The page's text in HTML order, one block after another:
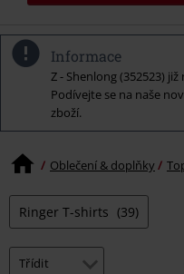
Informace
Z - Shenlong (352523)
Podívejte se na naše
zboží.
Oblečení & doplňky
Ringer T-shirts (39)